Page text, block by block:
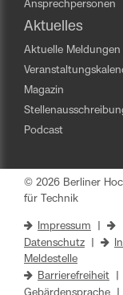
Ansprechpersonen
Aktuelles
Aktuelle Meldungen
Magazin
Podcast
© 2026 Berliner
für Technik
Impressum
Datenschutz
Meldestelle
Barrierefreiheit
Gebärdensprache